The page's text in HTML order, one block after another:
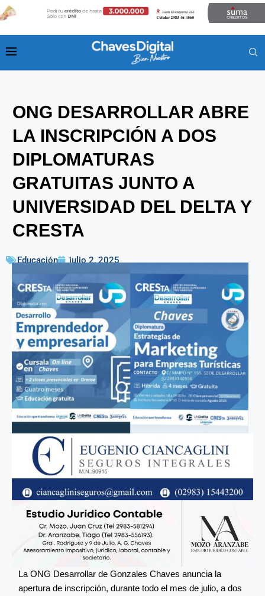
ONG DESARROLLAR ABRE
LA INSCRIPCIÓN A DOS
DIPLOMATURAS
GRATUITAS JUNTO A
UNIVERSIDAD DEL DELTA Y
CRESTA
Educación julio 2, 2025
La ONG Desarrollar de Gonzales Chaves anuncia la
apertura de inscripción, durante todo el mes de julio, a dos